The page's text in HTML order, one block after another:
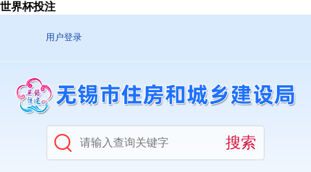
世界杯投注
用户登录